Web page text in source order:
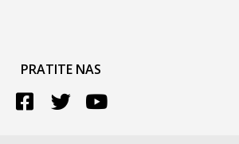
PRATITE NAS